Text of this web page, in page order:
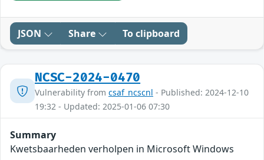
JSON Share To clipboard
NCSC-2024-0470
Vulnerability from csaf_ncscnl - Published: 2024-12-10
19:32 - Updated: 2025-01-06 07:30
Summary
Kwetsbaarheden verholpen in Microsoft Windows